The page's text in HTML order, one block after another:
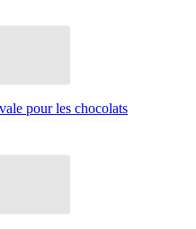
pour les chocolats